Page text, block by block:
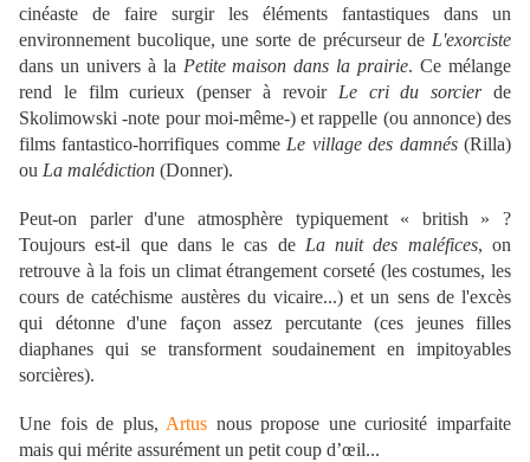
cinéaste de faire surgir les éléments fantastiques dans un
environnement bucolique, une sorte de précurseur de L'exorciste
dans un univers à la Petite maison dans la prairie. Ce mélange
rend le film curieux (penser à revoir Le cri du sorcierde
Skolimowski -note pour moi-même-) et rappelle (ou annonce) des
films fantastico-horrifiques comme Le village des damnés(Rilla)
ou La malédiction (Donner).
Peut-on parler d'une atmosphère typiquement « british » ?
Toujours est-il que dans le cas de La nuit des maléfices, on
retrouve à la fois un climat étrangement corseté (les costumes, les
cours de catéchisme austères du vicaire...) et un sens de l'excès
qui détonne d'une façon assez percutante (ces jeunes filles
diaphanes qui se transforment soudainement en impitoyables
sorcières).
Une fois de plus, Artus nous propose une curiosité imparfaite
mais qui mérite assurément un petit coup d’œil...